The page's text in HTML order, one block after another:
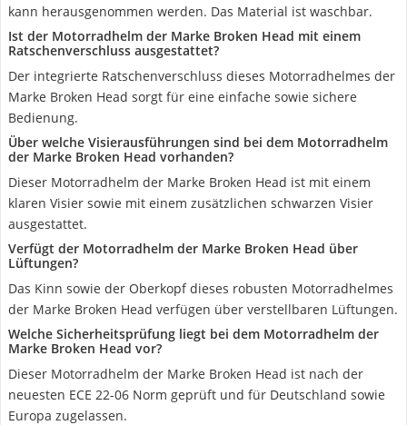
kann herausgenommen werden. Das Material ist waschbar.
Ist der Motorradhelm der Marke Broken Head mit einem
Ratschenverschluss ausgestattet?
Der integrierte Ratschenverschluss dieses Motorradhelmes der
Marke Broken Head sorgt für eine einfache sowie sichere
Bedienung.
Über welche Visierausführungen sind bei dem Motorradhelm
der Marke Broken Head vorhanden?
Dieser Motorradhelm der Marke Broken Head ist mit einem
klaren Visier sowie mit einem zusätzlichen schwarzen Visier
ausgestattet.
Verfügt der Motorradhelm der Marke Broken Head über
Lüftungen?
Das Kinn sowie der Oberkopf dieses robusten Motorradhelmes
der Marke Broken Head verfügen über verstellbaren Lüftungen.
Welche Sicherheitsprüfung liegt bei dem Motorradhelm der
Marke Broken Head vor?
Dieser Motorradhelm der Marke Broken Head ist nach der
neuesten ECE 22-06 Norm geprüft und für Deutschland sowie
Europa zugelassen.